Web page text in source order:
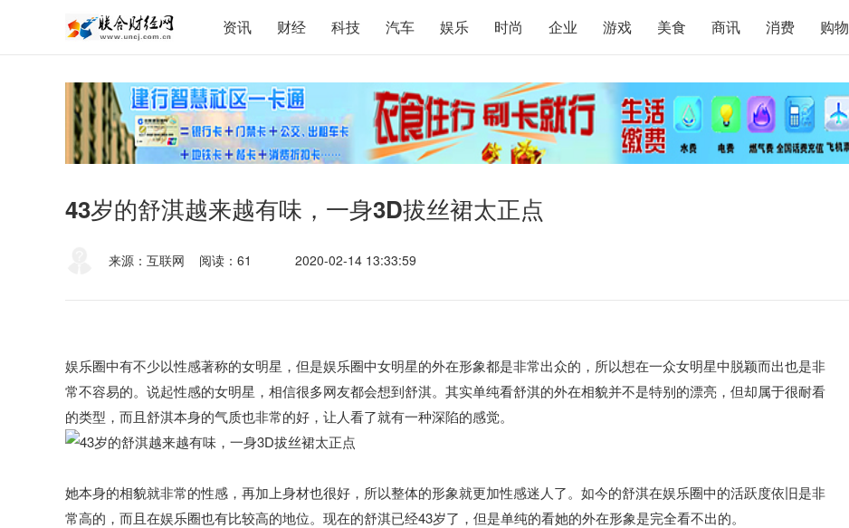
资讯 财经 科技 汽车 娱乐 时尚 企业 游戏 美食 商讯 消费 购物
43岁的舒淇越来越有味，一身3D拔丝裙太正点
来源：互联网 阅读：61 2020-02-14 13:33:59
娱乐圈中有不少以性感著称的女明星，但是娱乐圈中女明星的外在形象都是非常出众的，所以想在一众女明星中脱颖而出也是非
常不容易的。说起性感的女明星，相信很多网友都会想到舒淇。其实单纯看舒淇的外在相貌并不是特别的漂亮，但却属于很耐看
的类型，而且舒淇本身的气质也非常的好，让人看了就有一种深陷的感觉。
她本身的相貌就非常的性感，再加上身材也很好，所以整体的形象就更加性感迷人了。如今的舒淇在娱乐圈中的活跃度依旧是非
常高的，而且在娱乐圈也有比较高的地位。现在的舒淇已经43岁了，但是单纯的看她的外在形象是完全看不出的。